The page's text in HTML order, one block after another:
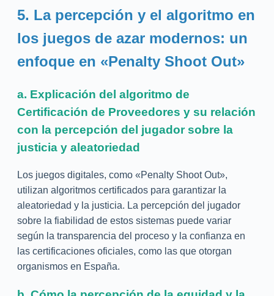
5. La percepción y el algoritmo en
los juegos de azar modernos: un
enfoque en «Penalty Shoot Out»
a. Explicación del algoritmo de
Certificación de Proveedores y su relación
con la percepción del jugador sobre la
justicia y aleatoriedad
Los juegos digitales, como «Penalty Shoot Out»,
utilizan algoritmos certificados para garantizar la
aleatoriedad y la justicia. La percepción del jugador
sobre la fiabilidad de estos sistemas puede variar
según la transparencia del proceso y la confianza en
las certificaciones oficiales, como las que otorgan
organismos en España.